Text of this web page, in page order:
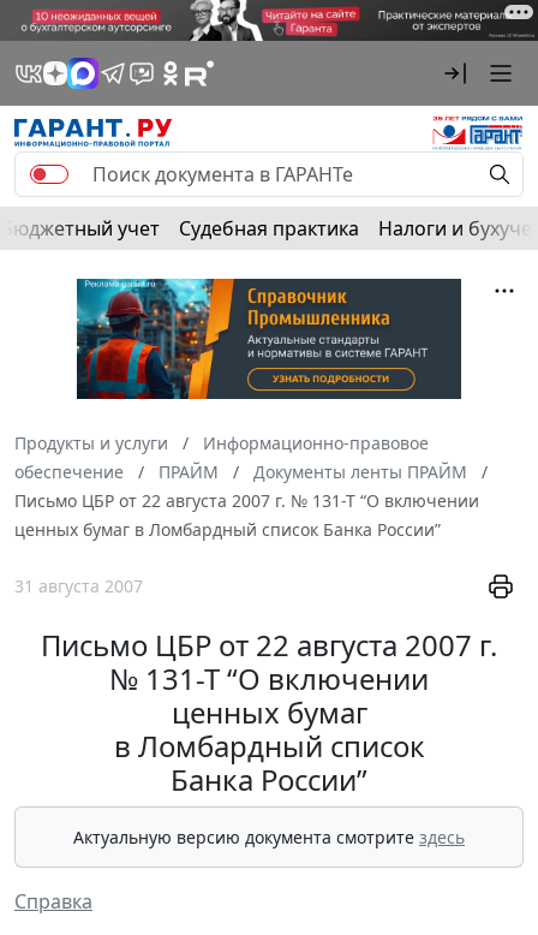
Бюджетный учет Судебная практика Налоги и
Продукты и услуги
Информационно-правовое
обеспечение
ПРАЙМ
Документы ленты ПРАЙМ
Письмо ЦБР от 22 августа 2007 г. № 131-Т “О включении
ценных бумаг в Ломбардный список Банка России”
31 августа 2007
Письмо ЦБР от 22 августа 2007 г.
№ 131-Т “О включении
ценных бумаг
в Ломбардный список
Банка России”
Актуальную версию документа смотрите здесь
Справка